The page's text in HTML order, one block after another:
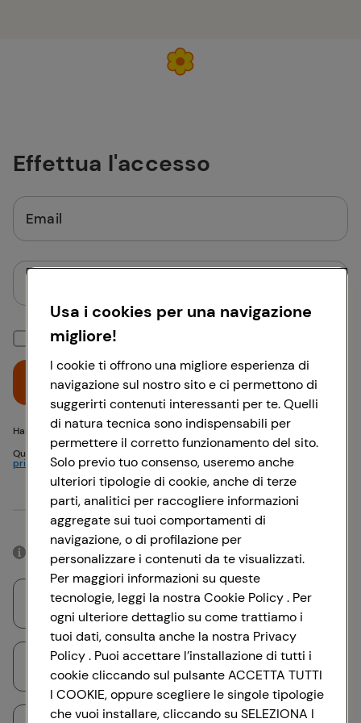
Effettua l'accesso
Email
Mantieni la sessione attiva
Hai problemi di accesso? {{recover-pwd}} o {{recover-email}}
Questo sito è protetto da reCAPTCHA e si applicano
privacy eTermini di servizioGoogle
Accedi
Oppure
Accedendo con il tuo account social, rimarrai connesso per 12 ore.
Accedi con Google
Usa i cookies per una navigazione
migliore!
I cookie ti offrono una migliore esperienza di
navigazione sul nostro sito e ci permettono di
suggerirti contenuti interessanti per te. Quelli
di natura tecnica sono indispensabili per
permettere il corretto funzionamento del sito.
Solo previo tuo consenso, useremo anche
ulteriori tipologie di cookie, anche di terze
parti, analitici per raccogliere informazioni
aggregate sui tuoi comportamenti di
navigazione, o di profilazione per
personalizzare i contenuti da te visualizzati.
Per maggiori informazioni su queste
tecnologie, leggi la nostra Cookie Policy . Per
ogni ulteriore dettaglio su come trattiamo i
tuoi dati, consulta anche la nostra Privacy
Policy . Puoi accettare l’installazione di tutti i
cookie cliccando sul pulsante ACCETTA TUTTI
I COOKIE, oppure scegliere le singole tipologie
che vuoi installare, cliccando su SELEZIONA I